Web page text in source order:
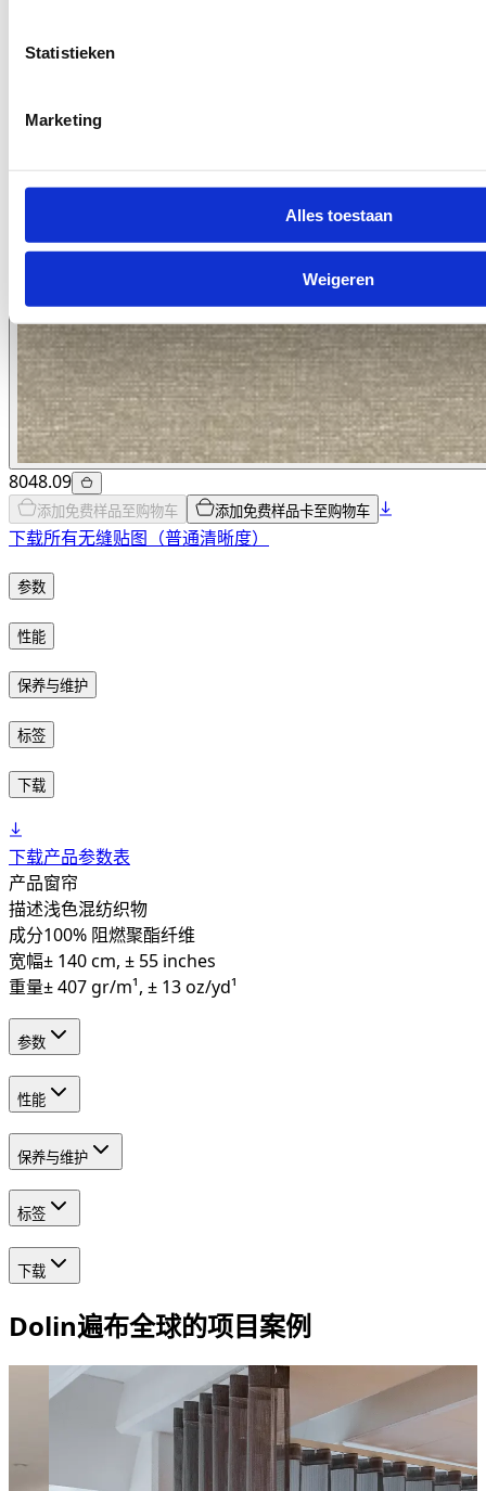
Statistieken
Marketing
Alles toestaan
Weigeren
8048.09
添加免费样品至购物车 添加免费样品卡至购物车
下载所有无缝贴图（普通清晰度）
参数
性能
保养与维护
标签
下载
下载产品参数表
产品窗帘
描述浅色混纺织物
成分100% 阻燃聚酯纤维
宽幅± 140 cm, ± 55 inches
重量± 407 gr/m¹, ± 13 oz/yd¹
参数
性能
保养与维护
标签
下载
Dolin遍布全球的项目案例